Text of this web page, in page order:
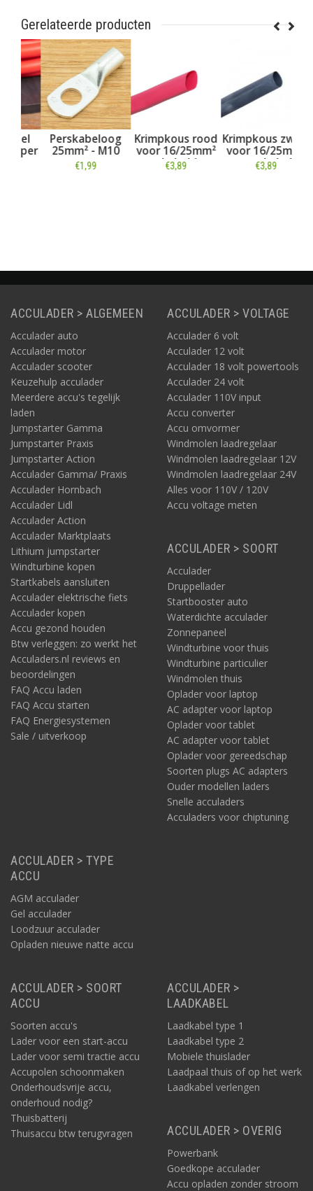
Gerelateerde producten
Perskabeloog
25mm² - M10
€1,99
Krimpkous rood
voor 16/25mm²
accukabel (per
€3,89
Krimpkous zwart
voor 16/25mm²
accukabel
€3,89
ACCULADER > ALGEMEEN
Acculader auto
Acculader motor
Acculader scooter
Keuzehulp acculader
Meerdere accu's tegelijk
laden
Jumpstarter Gamma
Jumpstarter Praxis
Jumpstarter Action
Acculader Gamma/ Praxis
Acculader Hornbach
Acculader Lidl
Acculader Action
Acculader Marktplaats
Lithium jumpstarter
Windturbine kopen
Startkabels aansluiten
Acculader elektrische fiets
Acculader kopen
Accu gezond houden
Btw verleggen: zo werkt het
Acculaders.nl reviews en
beoordelingen
FAQ Accu laden
FAQ Accu starten
FAQ Energiesystemen
Sale / uitverkoop
ACCULADER > VOLTAGE
Acculader 6 volt
Acculader 12 volt
Acculader 18 volt powertools
Acculader 24 volt
Acculader 110V input
Accu converter
Accu omvormer
Windmolen laadregelaar
Windmolen laadregelaar 12V
Windmolen laadregelaar 24V
Alles voor 110V / 120V
Accu voltage meten
ACCULADER > SOORT
Acculader
Druppellader
Startbooster auto
Waterdichte acculader
Zonnepaneel
Windturbine voor thuis
Windturbine particulier
Windmolen thuis
Oplader voor laptop
AC adapter voor laptop
Oplader voor tablet
AC adapter voor tablet
Oplader voor gereedschap
Soorten plugs AC adapters
Ouder modellen laders
Snelle acculaders
Acculaders voor chiptuning
ACCULADER > TYPE
ACCU
AGM acculader
Gel acculader
Loodzuur acculader
Opladen nieuwe natte accu
ACCULADER > SOORT
ACCU
Soorten accu's
Lader voor een start-accu
Lader voor semi tractie accu
Accupolen schoonmaken
Onderhoudsvrije accu,
onderhoud nodig?
Thuisbatterij
Thuisaccu btw terugvragen
ACCULADER >
LAADKABEL
Laadkabel type 1
Laadkabel type 2
Mobiele thuislader
Laadpaal thuis of op het werk
Laadkabel verlengen
ACCULADER > OVERIG
Powerbank
Goedkope acculader
Accu opladen zonder stroom